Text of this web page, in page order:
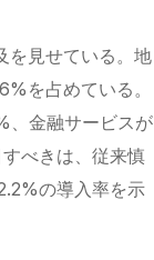
を見せている。地
を占めている。
、金融サービスが
べきは、従来慎
の導入率を示